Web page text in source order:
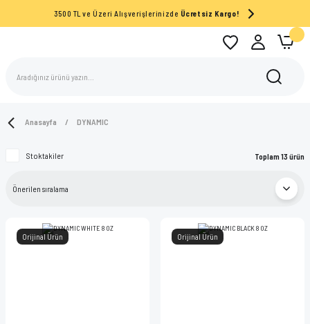
3500 TL ve Üzeri Alışverişlerinizde Ücretsiz Kargo!
Anasayfa DYNAMIC
Stoktakiler Toplam 13 ürün
Orijinal Ürün Orijinal Ürün